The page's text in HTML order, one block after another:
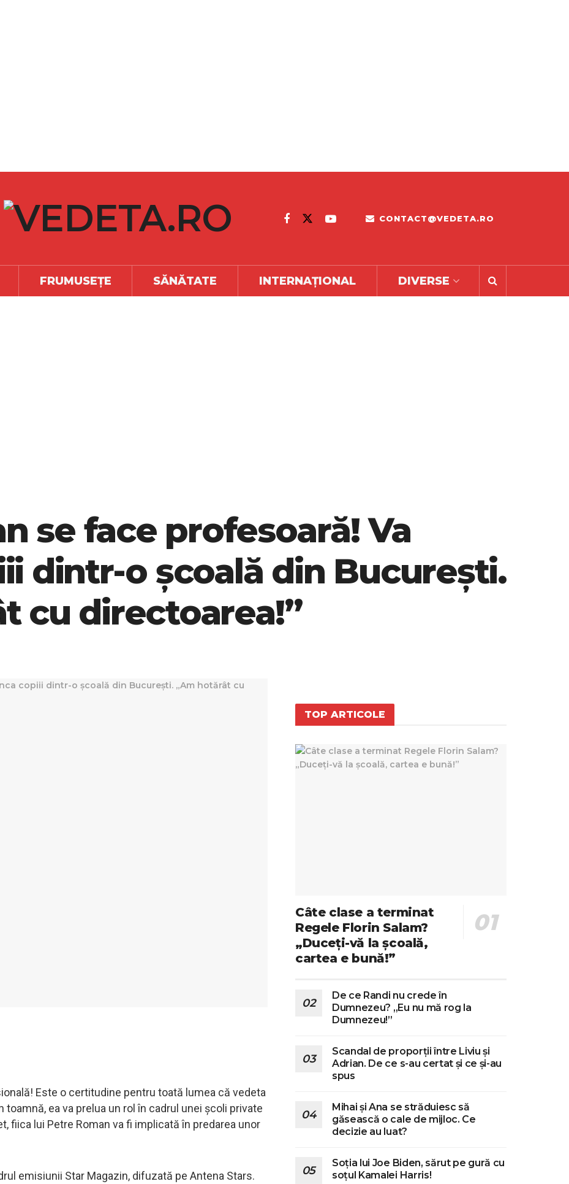
CONTACT@VEDETA.RO
FRUMUSEȚE SĂNĂTATE INTERNAȚIONAL DIVERSE
se face profesoară! Va
dintr-o școală din București.
cu directoarea!”
Este o certitudine pentru toată lumea că vedeta
ea va prelua un rol în cadrul unei școli private
fiica lui Petre Roman va fi implicată în predarea unor
emisiunii Star Magazin, difuzată pe Antena Stars.
TOP ARTICOLE
Câte clase a terminat
Regele Florin Salam?
„Duceți-vă la școală,
cartea e bună!”
De ce Randi nu crede în
Dumnezeu? „Eu nu mă rog la
Dumnezeu!”
Scandal de proporții între Liviu și
Adrian. De ce s-au certat și ce și-au
spus
Mihai și Ana se străduiesc să
găsească o cale de mijloc. Ce
decizie au luat?
Soția lui Joe Biden, sărut pe gură cu
soțul Kamalei Harris!